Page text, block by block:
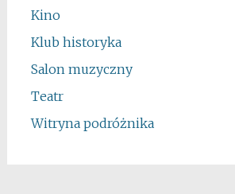
Kino
Klub historyka
Salon muzyczny
Teatr
Witryna podróżnika